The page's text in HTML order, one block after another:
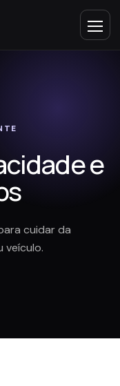
e
cuidar da
veículo.